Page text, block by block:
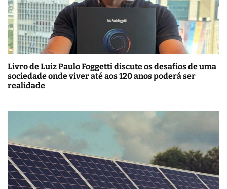
Livro de Luiz Paulo Foggetti discute os desafios de uma
sociedade onde viver até aos 120 anos poderá ser
realidade